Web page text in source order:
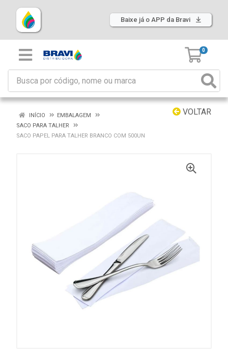
Baixe já o APP da Bravi
0
VOLTAR
INÍCIO
EMBALAGEM
SACO PARA TALHER
SACO PAPEL PARA TALHER BRANCO COM 500UN